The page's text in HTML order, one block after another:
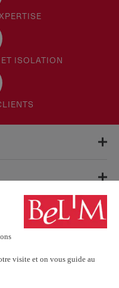
ISOLATION
SONT À VOTRE